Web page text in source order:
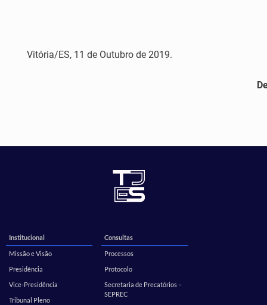
Vitória/ES, 11 de Outubro de 2019.
Institucional
Missão e Visão
Presidência
Vice-Presidência
Tribunal Pleno
Consultas
Processos
Protocolo
Secretaria de Precatórios –
SEPREC